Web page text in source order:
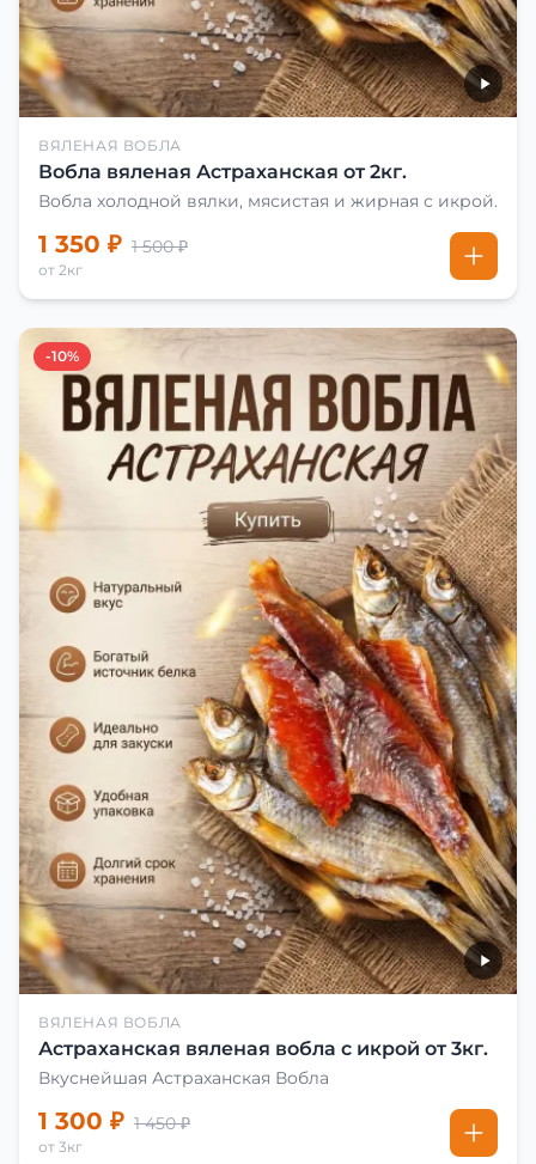
ВЯЛЕНАЯ ВОБЛА
Вобла вяленая Астраханская от 2кг.
Вобла холодной вялки, мясистая и жирная с икрой.
1 350 ₽ 1 500 ₽
от 2кг
-10%
ВЯЛЕНАЯ ВОБЛА
Астраханская вяленая вобла с икрой от 3кг.
Вкуснейшая Астраханская Вобла
1 300 ₽ 1 450 ₽
от 3кг